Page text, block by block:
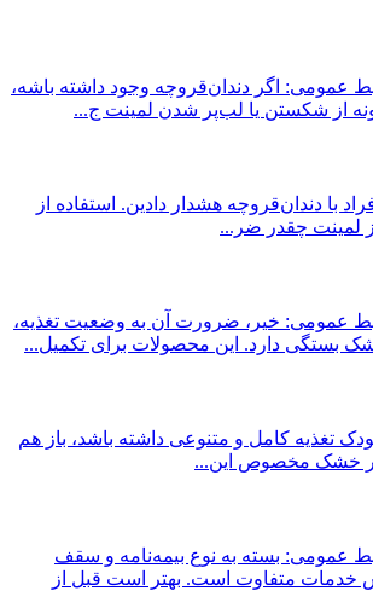
عمومی: اگر دندان‌قروچه وجود داشته باشه،
از شکستن یا لب‌پر شدن لمینت ج...
با دندان‌قروچه هشدار دادین. استفاده از
لمینت چقدر ضر...
عمومی: خیر، ضرورت آن به وضعیت تغذیه،
بستگی دارد. این محصولات برای تکمیل...
تغذیه کامل و متنوعی داشته باشد، باز هم
خشک مخصوص این...
عمومی: بسته به نوع بیمه‌نامه و سقف
خدمات متفاوت است. بهتر است قبل از